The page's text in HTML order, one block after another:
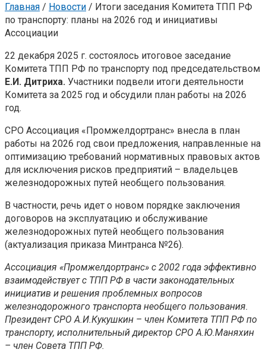
Главная / Новости / Итоги заседания Комитета ТПП РФ
по транспорту: планы на 2026 год и инициативы
Ассоциации
22 декабря 2025 г. состоялось итоговое заседание
Комитета ТПП РФ по транспорту под председательством
Е.И. Дитриха. Участники подвели итоги деятельности
Комитета за 2025 год и обсудили план работы на 2026
год.
СРО Ассоциация «Промжелдортранс» внесла в план
работы на 2026 год свои предложения, направленные на
оптимизацию требований нормативных правовых актов
для исключения рисков предприятий – владельцев
железнодорожных путей необщего пользования.
В частности, речь идет о новом порядке заключения
договоров на эксплуатацию и обслуживание
железнодорожных путей необщего пользования
(актуализация приказа Минтранса №26).
Ассоциация «Промжелдортранс» с 2002 года эффективно
взаимодействует с ТПП РФ в части законодательных
инициатив и решения проблемных вопросов
железнодорожного транспорта необщего пользования.
Президент СРО А.И.Кукушкин – член Комитета ТПП РФ по
транспорту, исполнительный директор СРО А.Ю.Маняхин
– член Совета ТПП РФ.